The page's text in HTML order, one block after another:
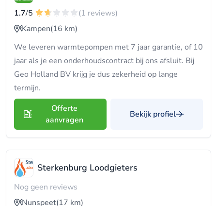
1.7/5
(1 reviews)
Kampen(16 km)
We leveren warmtepompen met 7 jaar garantie, of 10
jaar als je een onderhoudscontract bij ons afsluit. Bij
Geo Holland BV krijg je dus zekerheid op lange
termijn.
Offerte
aanvragen
Bekijk profiel
Sterkenburg Loodgieters
Nog geen reviews
Nunspeet(17 km)